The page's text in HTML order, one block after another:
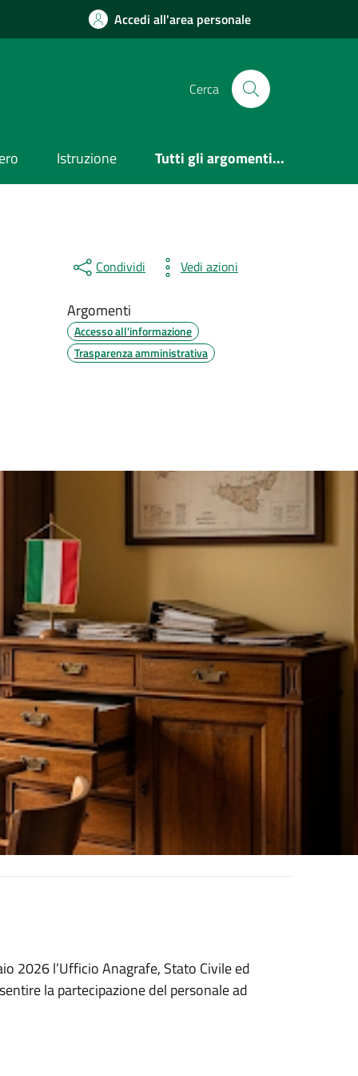
Accedi all'area personale
Cerca
Istruzione Tutti gli argomenti...
Condividi Vedi azioni
Argomenti
Accesso all'informazione
Trasparenza amministrativa
2026 l’Ufficio Anagrafe, Stato Civile ed
la partecipazione del personale ad